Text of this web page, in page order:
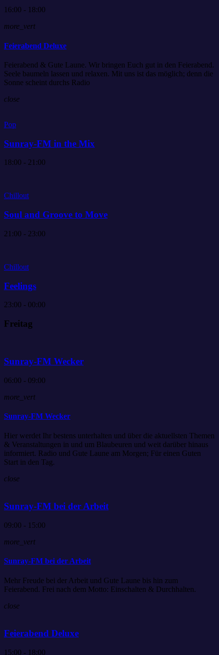
16:00 - 18:00
more_vert
Feierabend Deluxe
Feierabend & Gute Laune. Wir bringen Euch gut in den Feierabend.
Seele baumeln lassen und relaxen. Mit uns ist das möglich; denn die
Sonne scheint durchs Radio
close
Pop
Sunray-FM in the Mix
18:00 - 21:00
Chillout
Soul and Groove to Move
21:00 - 23:00
Chillout
Feelings
23:00 - 00:00
Freitag
Sunray-FM Wecker
06:00 - 09:00
more_vert
Sunray-FM Wecker
Hier werdet Ihr bestens unterhalten und über die aktuellsten Themen
& Veranstaltungen in und um Blaubeuren und weit darüber hinaus
informiert. Radio und Gute Laune am Morgen; Für einen Guten
Start in den Tag.
close
Sunray-FM bei der Arbeit
09:00 - 15:00
more_vert
Sunray-FM bei der Arbeit
Mehr Freude bei der Arbeit und Gute Laune bis hin zum
Feierabend. Frei nach dem Motto: Einschalten & Durchhalten.
close
Feierabend Deluxe
15:00 - 18:00